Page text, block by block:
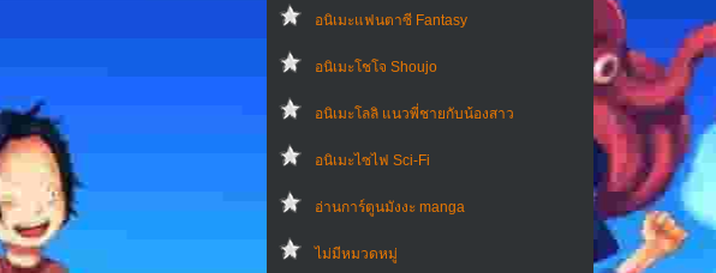
อนิเมะแฟนตาซี Fantasy
อนิเมะโชโจ Shoujo
อนิเมะโลลิ แนวพี่ชายกับน้องสาว
อนิเมะไซไฟ Sci-Fi
อ่านการ์ตูนมังงะ manga
ไม่มีหมวดหมู่